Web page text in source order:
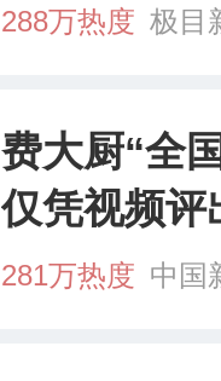
了……
288万热度 极目
费大厨“全
仅凭视频评
应
281万热度 中国